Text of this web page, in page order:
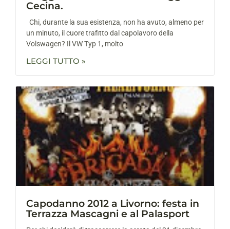
Cecina.
Chi, durante la sua esistenza, non ha avuto, almeno per
un minuto, il cuore trafitto dal capolavoro della
Volswagen? Il VW Typ 1, molto
LEGGI TUTTO »
Capodanno 2012 a Livorno: festa in
Terrazza Mascagni e al Palasport